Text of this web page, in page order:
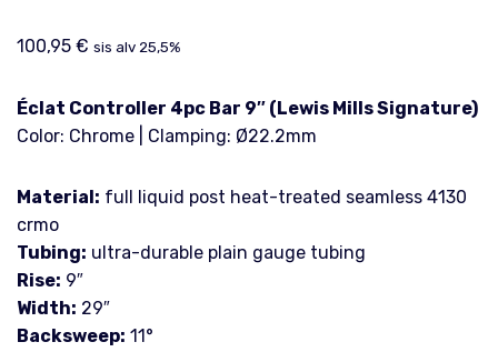
100,95 € sis alv 25,5%
Éclat Controller 4pc Bar 9″ (Lewis Mills Signature)
Color: Chrome | Clamping: Ø22.2mm
Material: full liquid post heat-treated seamless 4130
crmo
Tubing: ultra-durable plain gauge tubing
Rise: 9″
Width: 29″
Backsweep: 11°